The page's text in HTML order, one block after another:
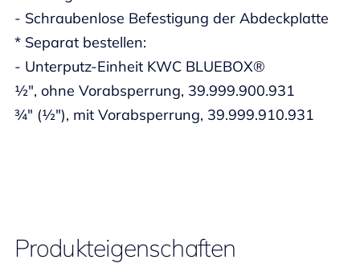
- Schraubenlose Befestigung der Abdeckplatte
* Separat bestellen:
- Unterputz-Einheit KWC BLUEBOX®
½", ohne Vorabsperrung, 39.999.900.931
¾" (½"), mit Vorabsperrung, 39.999.910.931
Produkteigenschaften